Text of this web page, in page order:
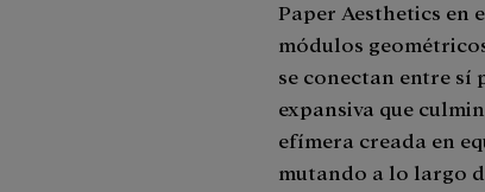
Paper Aesthetics en
módulos
se conectan entre
expansiva que
efímera creada en
mutando a lo largo